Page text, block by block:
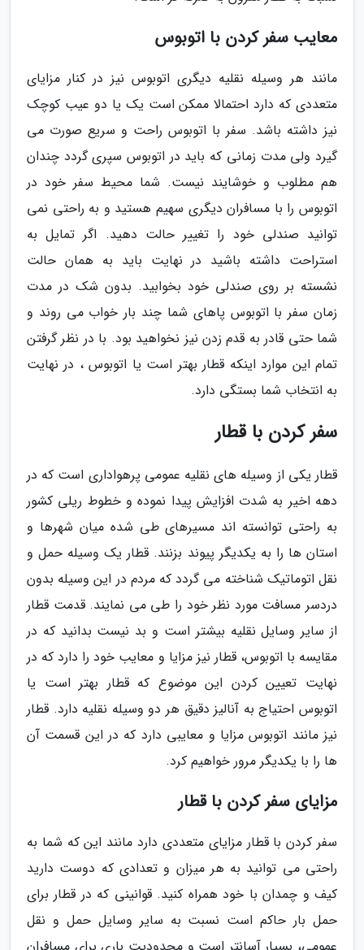
معایب سفر کردن با اتوبوس
مانند هر وسیله نقلیه دیگری اتوبوس نیز در کنار مزایای
متعددی که دارد احتمالا ممکن است یک یا دو عیب کوچک
نیز داشته باشد. سفر با اتوبوس راحت و سریع صورت می
گیرد ولی مدت زمانی که باید در اتوبوس سپری گردد چندان
هم مطلوب و خوشایند نیست. شما محیط سفر خود در
اتوبوس را با مسافران دیگری سهیم هستید و به راحتی نمی
توانید صندلی خود را تغییر حالت دهید. اگر تمایل به
استراحت داشته باشید در نهایت باید به همان حالت
نشسته بر روی صندلی خود بخوابید. بدون شک در مدت
زمان سفر با اتوبوس پاهای شما چند بار خواب می روند و
شما حتی قادر به قدم زدن نیز نخواهید بود. با در نظر گرفتن
تمام این موارد اینکه قطار بهتر است یا اتوبوس ، در نهایت
به انتخاب شما بستگی دارد.
سفر کردن با قطار
قطار یکی از وسیله های نقلیه عمومی پرهواداری است که در
دهه اخیر به شدت افزایش پیدا نموده و خطوط ریلی کشور
به راحتی توانسته اند مسیرهای طی شده میان شهرها و
استان ها را به یکدیگر پیوند بزنند. قطار یک وسیله حمل و
نقل اتوماتیک شناخته می گردد که مردم در این وسیله بدون
دردسر مسافت مورد نظر خود را طی می نمایند. قدمت قطار
از سایر وسایل نقلیه بیشتر است و بد نیست بدانید که در
مقایسه با اتوبوس، قطار نیز مزایا و معایب خود را دارد که در
نهایت تعیین کردن این موضوع که قطار بهتر است یا
اتوبوس احتیاج به آنالیز دقیق هر دو وسیله نقلیه دارد. قطار
نیز مانند اتوبوس مزایا و معایبی دارد که در این قسمت آن
ها را با یکدیگر مرور خواهیم کرد.
مزایای سفر کردن با قطار
سفر کردن با قطار مزایای متعددی دارد مانند این که شما به
راحتی می توانید به هر میزان و تعدادی که دوست دارید
کیف و چمدان با خود همراه کنید. قوانینی که در قطار برای
حمل بار حاکم است نسبت به سایر وسایل حمل و نقل